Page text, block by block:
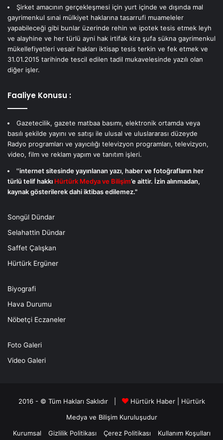
Şirket amacının gerçekleşmesi için yurt içinde ve dışında mal
gayrimenkul sınai mülkiyet haklarına tasarrufi muameleler
yapabileceği gibi bunlar üzerinde rehin ve ipotek tesis etmek leyh
ve alayhine ve her türlü ayni hak irtifak kira şufa sükna gayrimenkul
mükellefiyetleri vesair hakları iktisap tesis terkin ve fek etmek ve
31.01.2015 tarihinde tescil edilen tadil mukavelesinde yazılı olan
diğer işler.
Faaliye Konusu :
Gazetecilik, gazete matbaa basımı, elektronik ortamda veya
basılı şekilde yayını ve satışı ile ulusal ve uluslararası düzeyde
Radyo programları ve yayıcılığı televizyon programları, televizyon,
video, film ve reklam yapım ve tanıtım işleri.
''internet sitesinde yayınlanan yazı, haber ve fotoğrafların her
türlü telif hakkı Hürtürk Medya ve Bilişim’e aittir. İzin alınmadan,
kaynak gösterilerek dahi iktibas edilemez."
Songül Dündar
Selahattin Dündar
Saffet Çalışkan
Hürtürk Ergüner
Biyografi
Hava Durumu
Nöbetçi Eczaneler
Foto Galeri
Video Galeri
2016 - © Tüm Hakları Saklıdır | Hürtürk Haber
Hürtürk
Medya ve BilişimKuruluşudur
Kurumsal
Gizlilik Politikası Çerez Politikası Kullanım Koşulları